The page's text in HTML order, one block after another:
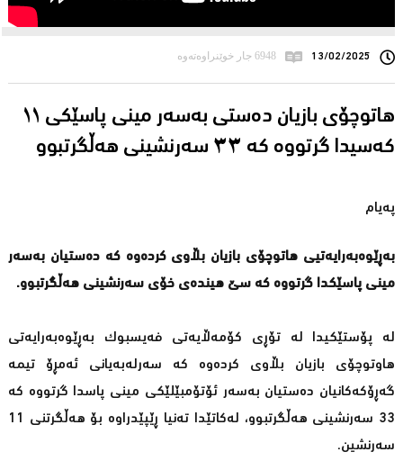
13/02/2025 6948 جار خوێنراوەتەوە
هاتوچۆی بازیان دەستی بەسەر مینی پاسێكی ١١
کەسیدا گرتووە کە ٣٣ سەرنشینی هەڵگرتبوو
پەیام
بەڕێوەبەرایەتیی هاتوچۆی بازیان بڵاوی كردەوە كە دەستیان بەسەر
مینی پاسێكدا گرتووە كە سێ هیندەی خۆی سەرنشینی هەڵگرتبوو.
لە پۆستێكیدا لە تۆڕی كۆمەڵایەتی فەیسبوك بەڕێوەبەرایەتی
هاوتوچۆی بازیان بڵاوی كردەوە كە سەرلەبەیانی ئەمڕۆ تیمە
گەڕۆكەكانیان دەستیان بەسەر ئۆتۆمبێلێكی مینی پاسدا گرتووە كە
33 سەرنشینی هەڵگرتبوو، لەكاتێدا تەنیا ڕێپێدراوە بۆ هەڵگرتنی 11
سەرنشین.